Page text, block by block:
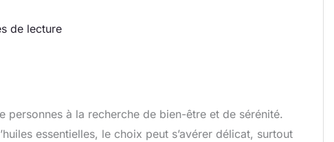
de lecture
personnes à la recherche de bien-être et de sérénité.
essentielles, le choix peut s’avérer délicat, surtout